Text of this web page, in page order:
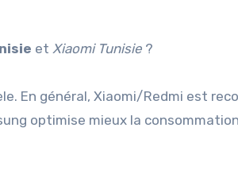
et Xiaomi Tunisie ?
En général, Xiaomi/Redmi est
optimise mieux la